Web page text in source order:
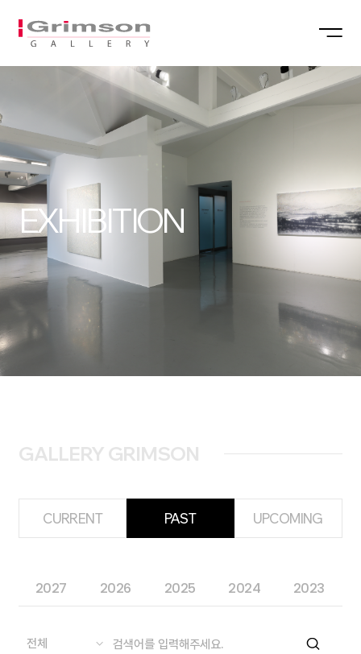
EXHIBITION
GALLERY GRIMSON
CURRENT PAST UPCOMING
2027 2026 2025 2024 2023